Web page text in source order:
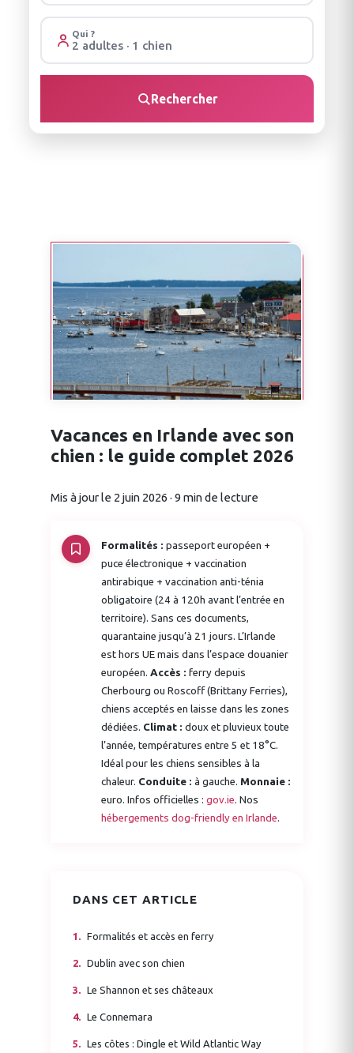
Qui ?
2 adultes · 1 chien
Rechercher
Vacances en Irlande avec son
chien : le guide complet 2026
Mis à jour le 2 juin 2026 · 9 min de lecture
Formalités : passeport européen +
puce électronique + vaccination
antirabique + vaccination anti-ténia
obligatoire (24 à 120h avant l’entrée en
territoire). Sans ces documents,
quarantaine jusqu’à 21 jours. L’Irlande
est hors UE mais dans l’espace douanier
européen. Accès : ferry depuis
Cherbourg ou Roscoff (Brittany Ferries),
chiens acceptés en laisse dans les zones
dédiées. Climat : doux et pluvieux toute
l’année, températures entre 5 et 18°C.
Idéal pour les chiens sensibles à la
chaleur. Conduite : à gauche. Monnaie :
euro. Infos officielles : gov.ie. Nos
hébergements dog-friendly en Irlande.
DANS CET ARTICLE
Formalités et accès en ferry
Dublin avec son chien
Le Shannon et ses châteaux
Le Connemara
Les côtes : Dingle et Wild Atlantic Way